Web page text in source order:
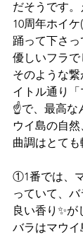
だそうです
10周年ホイ
踊って下さ
優しいフラで
そのような
イトル通り
☝️で、最高な
ウイ島の自然
曲調はとても
①1番では、
っていて、
良い香り✨が
バラはマウ